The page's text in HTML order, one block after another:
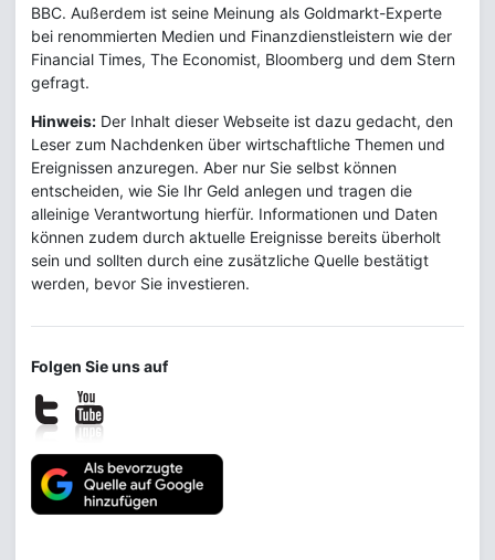
BBC. Außerdem ist seine Meinung als Goldmarkt-Experte
bei renommierten Medien und Finanzdienstleistern wie der
Financial Times, The Economist, Bloomberg und dem Stern
gefragt.
Hinweis: Der Inhalt dieser Webseite ist dazu gedacht, den
Leser zum Nachdenken über wirtschaftliche Themen und
Ereignissen anzuregen. Aber nur Sie selbst können
entscheiden, wie Sie Ihr Geld anlegen und tragen die
alleinige Verantwortung hierfür. Informationen und Daten
können zudem durch aktuelle Ereignisse bereits überholt
sein und sollten durch eine zusätzliche Quelle bestätigt
werden, bevor Sie investieren.
Folgen Sie uns auf